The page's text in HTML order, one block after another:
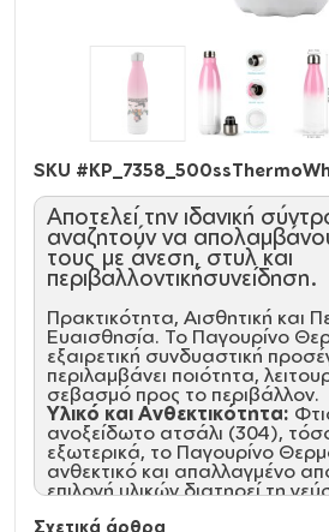
SKU #
Αποτελεί την ιδανική
αναζητούν να
τους με άνεση, στυλ και
περιβαλλοντικήσυνείδηση.
Πρακτικότητα, Αισθητική και
Ευαισθησία. Το Παγουρίνο
εξαιρετική συνδυαστική
περιλαμβάνει ποιότητα,
σεβασμό προς το περιβάλλον.
Υλικό και Ανθεκτικότητα:
ανοξείδωτο ατσάλι (304),
εξωτερικά, το Παγουρίνο
ανθεκτικό και απαλλαγμένο
επιλογή υλικών διατηρεί τη
Σχετικά άρθρα